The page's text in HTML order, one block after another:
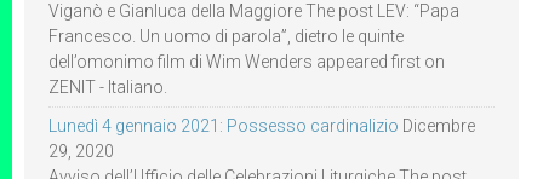
Viganò e Gianluca della Maggiore The post LEV: “Papa
Francesco. Un uomo di parola”, dietro le quinte
dell’omonimo film di Wim Wenders appeared first on
ZENIT - Italiano.
Lunedì 4 gennaio 2021: Possesso cardinalizio Dicembre
29, 2020